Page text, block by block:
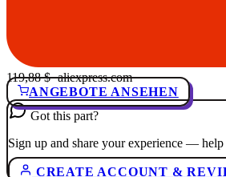
119,88 $· aliexpress.com
ANGEBOTE ANSEHEN
Got this part?
Sign up and share your experience — help
CREATE ACCOUNT &